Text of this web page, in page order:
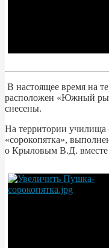
В настоящее время на
расположен «Южный
снесены.
На территории училища
«сорокопятка»,
о Крыловым В.Д. вместе